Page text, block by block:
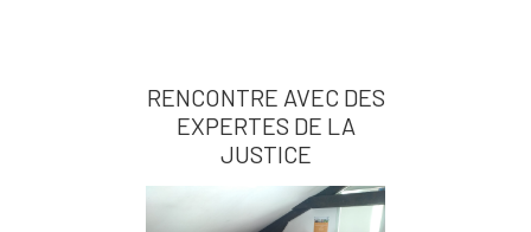
RENCONTRE AVEC DES
EXPERTES DE LA
JUSTICE